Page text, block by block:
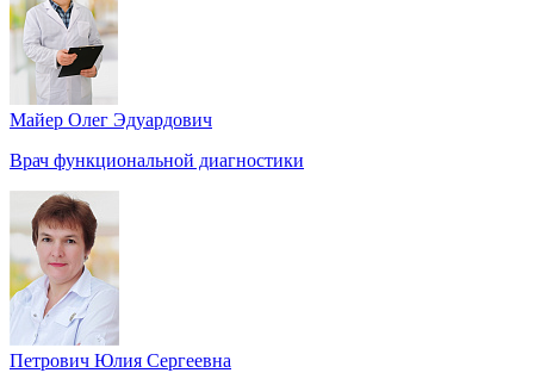
Майер Олег Эдуардович
Врач функциональной диагностики
Петрович Юлия Сергеевна